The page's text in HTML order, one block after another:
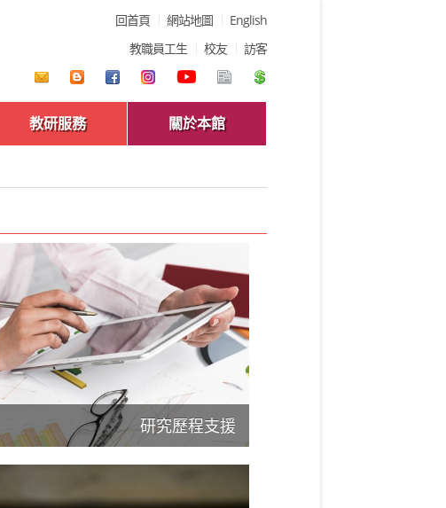
回首頁 網站地圖
English
教職員工生
校友 訪客
教研服務 關於本館
研究歷程支援